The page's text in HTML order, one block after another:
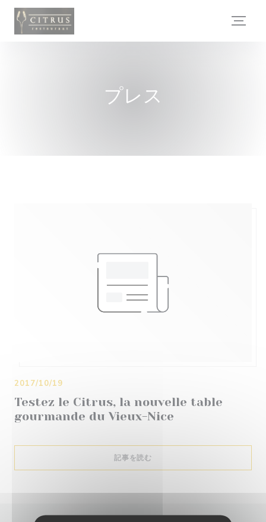
クッキー利用の管理について
プレス
Testez le Citrus, la nouvelle table
gourmande du Vieux-Nice
2017/10/19
記事を読む